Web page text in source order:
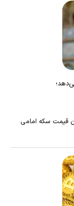
قیمت سکه امامی